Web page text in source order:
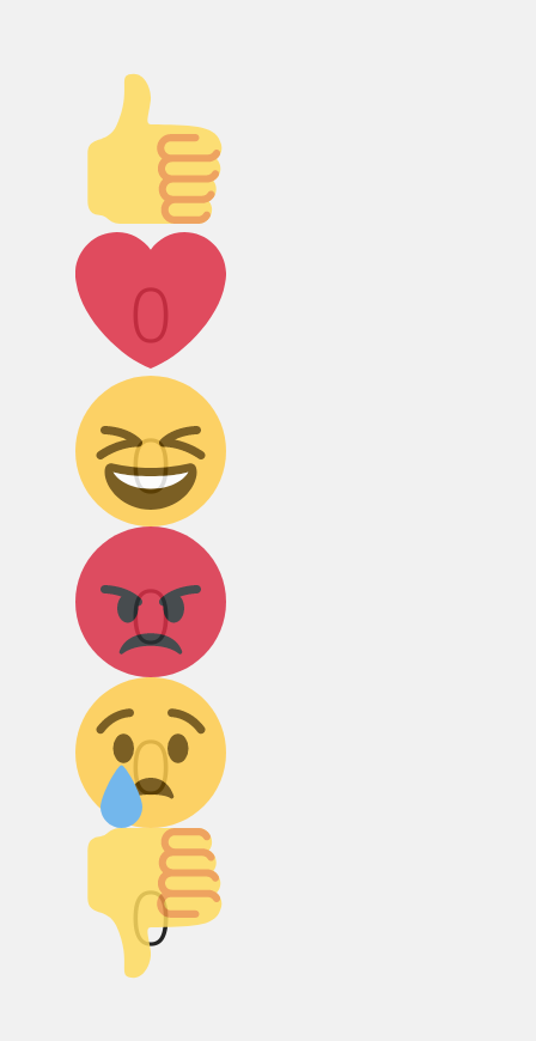
Палец вверх!
0
Лайк!
0
Дикий смех!
0
Агрессия!
0
Грусть :(
0
Палец вниз!